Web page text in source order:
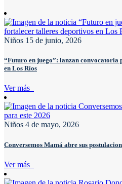
Niños 15 de junio, 2026
“Futuro en juego”: lanzan
en Los Ríos
Ver más
Niños 4 de mayo, 2026
Conversemos Mamá abre sus
Ver más